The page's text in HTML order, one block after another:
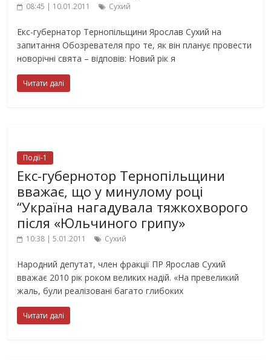
08:45 | 10.01.2011 Сухий
Екс-губернатор Тернопільщини Ярослав Сухий на
запитання Обозревателя про те, як він планує провести
новорічні свята – відповів: Новий рік я
Читати далі
Події-1
Екс-губернотор Тернопільщини
вважає, що у минулому році
“Україна нагадувала тяжкохворого
після «Юльчиного грипу»
10:38 | 5.01.2011 Сухий
Народний депутат, член фракції ПР Ярослав Сухий
вважає 2010 рік роком великих надій. «На превеликий
жаль, були реалізовані багато глибоких
Читати далі